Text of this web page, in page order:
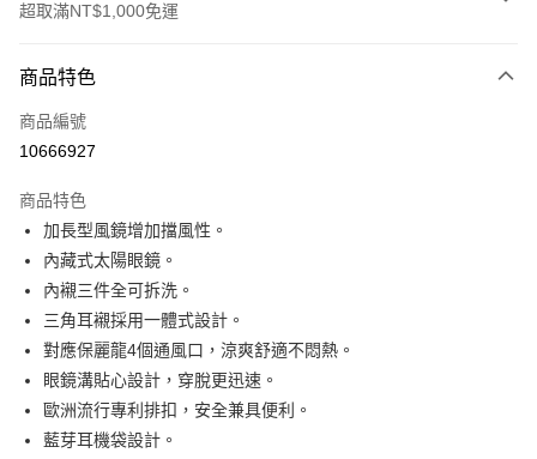
超取滿NT$1,000免運
信用卡一次付款
超商取貨付款
ATM付款
運送方式
全家取貨付款(安全帽一頂以上請選宅配)
每筆NT$60，滿NT$1,000(含以上)免運費
7-11取貨付款(安全帽一頂以上請選宅配)
每筆NT$60，滿NT$1,000(含以上)免運費
商品特色
商品編號
10666927
商品特色
加長型風鏡增加擋風性。
內藏式太陽眼鏡。
內襯三件全可拆洗。
三角耳襯採用一體式設計。
對應保麗龍4個通風口，涼爽舒適不悶熱。
眼鏡溝貼心設計，穿脫更迅速。
歐洲流行專利排扣，安全兼具便利。
藍芽耳機袋設計。